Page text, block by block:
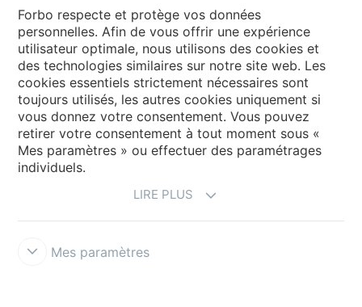
Sélectionnez un pays
Sélectionnez votre pays
Forbo respecte et protège vos données
personnelles. Afin de vous offrir une expérience
utilisateur optimale, nous utilisons des cookies et
des technologies similaires sur notre site web. Les
cookies essentiels strictement nécessaires sont
toujours utilisés, les autres cookies uniquement si
vous donnez votre consentement. Vous pouvez
retirer votre consentement à tout moment sous «
Mes paramètres » ou effectuer des paramétrages
individuels.
LIRE PLUS
Mes paramètres